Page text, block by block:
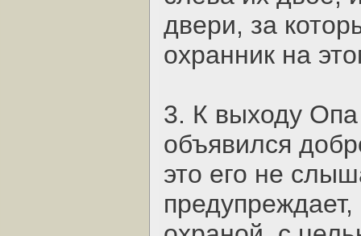
двери, за
охранник на
3. К выходу
объявился
это его не